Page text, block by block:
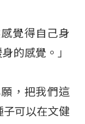
覺得自己身
的感覺。」
，把我們這
子可以在文健